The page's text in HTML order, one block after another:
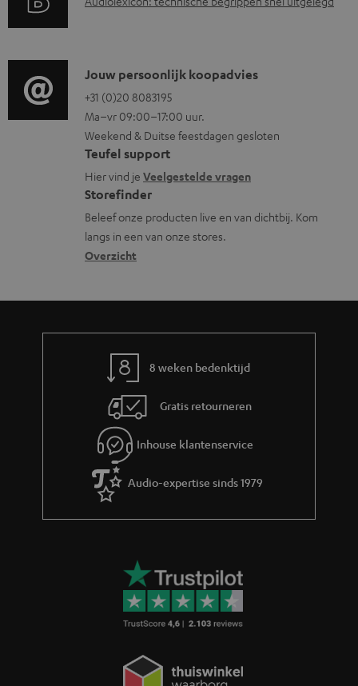
m
t
e
n
n
r
m
a
t
i
e
n
e
i
n
f
o
r
m
a
i
o
g
l
o
s
s
a
r
C
o
n
t
a
c
t
i
n
r
Jouw persoonlijk koopadvies
+31 (0)20 8083195
Ma–vr 09:00–17:00 uur.
Weekend & Duitse feestdagen gesloten
Teufel support
Hier vind je Veelgestelde vragen
Storefinder
Beleef onze producten live en van dichtbij. Kom
langs in een van onze stores.
Overzicht
8 weken bedenktijd
Gratis retourneren
Inhouse klantenservice
Audio-expertise sinds 1979